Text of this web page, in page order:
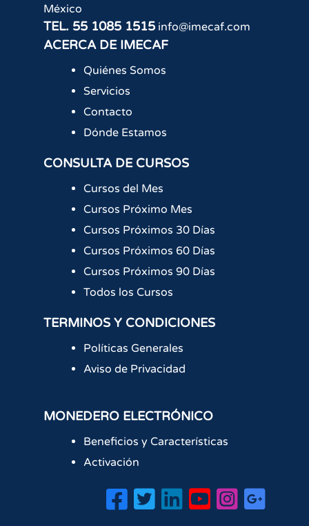
México
TEL. 55 1085 1515 info@imecaf.com
ACERCA DE IMECAF
Quiénes Somos
Servicios
Contacto
Dónde Estamos
CONSULTA DE CURSOS
Cursos del Mes
Cursos Próximo Mes
Cursos Próximos 30 Días
Cursos Próximos 60 Días
Cursos Próximos 90 Días
Todos los Cursos
TERMINOS Y CONDICIONES
Políticas Generales
Aviso de Privacidad
MONEDERO ELECTRÓNICO
Beneficios y Características
Activación